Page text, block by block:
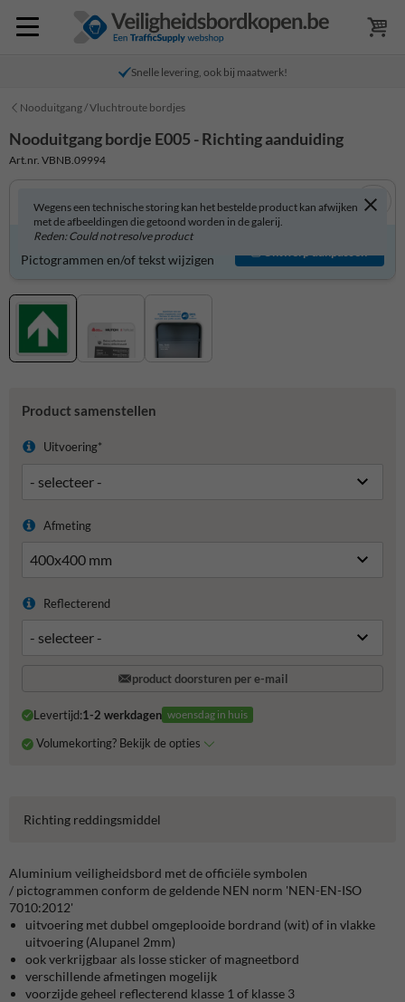
Snelle levering, ook bij maatwerk!
Nooduitgang / Vluchtroute bordjes
Nooduitgang bordje E005 - Richting aanduiding
Art.nr. VBNB.09994
Wegens een technische storing kan het bestelde product kan afwijken
met de afbeeldingen die getoond worden in de galerij.
Reden: Could not resolve product
Product zelf aanpassen?
Pictogrammen en/of tekst wijzigen
Ontwerp aanpassen
Product samenstellen
Uitvoering*
Afmeting
Reflecterend
product doorsturen per e-mail
Levertijd:1-2 werkdagen woensdag in huis
Volumekorting? Bekijk de opties
Richting reddingsmiddel
Aluminium veiligheidsbord met de officiële symbolen
/ pictogrammen conform de geldende NEN norm 'NEN-EN-ISO
7010:2012'
uitvoering met dubbel omgeplooide bordrand (wit) of in vlakke
uitvoering (Alupanel 2mm)
ook verkrijgbaar als losse sticker of magneetbord
verschillende afmetingen mogelijk
voorzijde geheel reflecterend klasse 1 of klasse 3